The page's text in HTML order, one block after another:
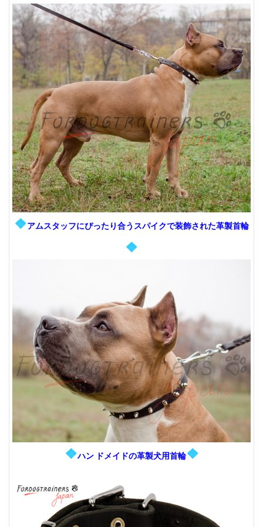
❖アムスタッフにぴったり合うスパイクで装飾された革製首輪
❖
❖ハン ドメイドの革製犬用首輪❖